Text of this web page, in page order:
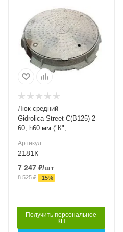
Ширина внешняя (мм)
740
Класс нагрузки
B125
Материал лотка и
Чугун
Вес, кг
31
Серия
СФ
Артикул
2181К
Люк средний
Gidrolica Street С(В125)-2-
60, h60 мм ("К",
корпус, крышка, ЗУ
Артикул
2181К
7 247 ₽/шт
8 525₽ -15%
Получить персональное
КП